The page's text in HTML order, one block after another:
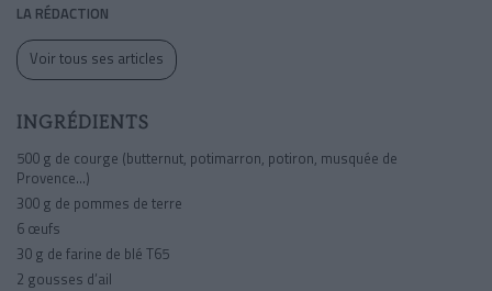
LA RÉDACTION
Voir tous ses articles
INGRÉDIENTS
500 g de courge (butternut, potimarron, potiron, musquée de
Provence…)
300 g de pommes de terre
6 œufs
30 g de farine de blé T65
2 gousses d’ail